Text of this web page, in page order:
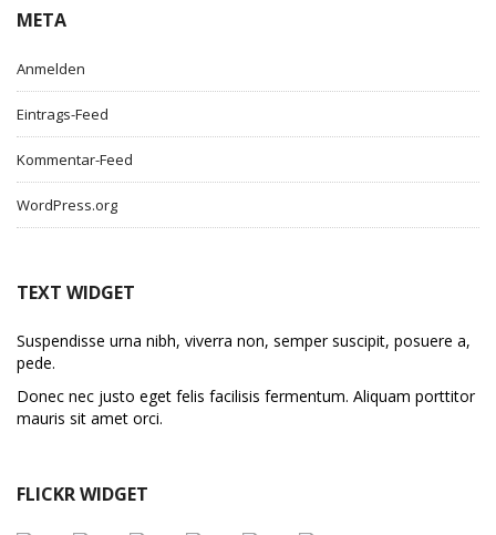
META
Anmelden
Eintrags-Feed
Kommentar-Feed
WordPress.org
TEXT WIDGET
Suspendisse urna nibh, viverra non, semper suscipit, posuere a,
pede.
Donec nec justo eget felis facilisis fermentum. Aliquam porttitor
mauris sit amet orci.
FLICKR WIDGET